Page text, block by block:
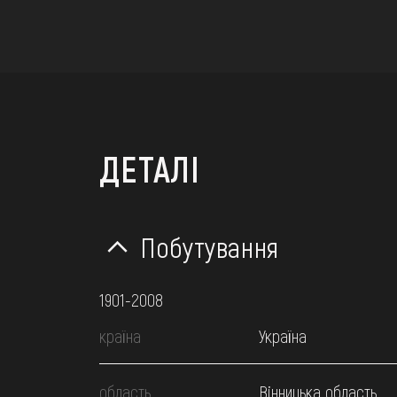
ДЕТАЛІ
Побутування
1901-2008
країна
Україна
область Вінницька область